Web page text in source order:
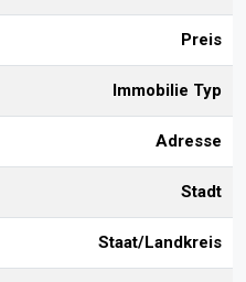
Preis
Immobilie Typ
Adresse
Stadt
Staat/Landkreis